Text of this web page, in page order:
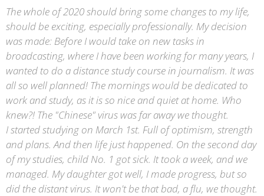
The whole of 2020 should bring some changes to my life,
should be exciting, especially professionally. My decision
was made: Before I would take on new tasks in
broadcasting, where I have been working for many years, I
wanted to do a distance study course in journalism. It was
all so well planned! The mornings would be dedicated to
work and study, as it is so nice and quiet at home. Who
knew?! The "Chinese" virus was far away we thought.
I started studying on March 1st. Full of optimism, strength
and plans. And then life just happened. On the second day
of my studies, child No. 1 got sick. It took a week, and we
managed. My daughter got well, I made progress, but so
did the distant virus. It won't be that bad, a flu, we thought.